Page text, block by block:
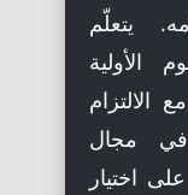
يتعلّم
الأولية
الالتزام
في مجال
اختيار